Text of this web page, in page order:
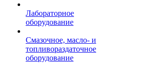
Лабораторное
оборудование
Смазочное, масло- и
топливораздаточное
оборудование